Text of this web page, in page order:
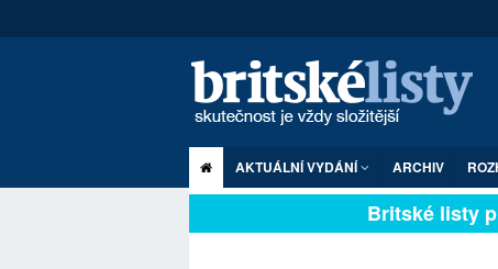
AKTUÁLNÍ VYDÁNÍ ARCHIV
Britské listy